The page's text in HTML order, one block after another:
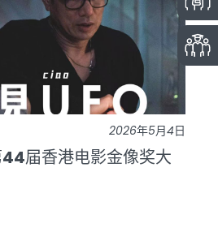
2026年5月4日
届香港电影金像奖大